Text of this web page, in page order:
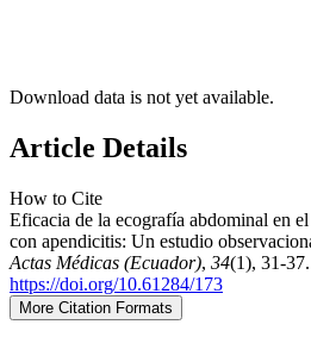
Download data is not yet available.
Article Details
How to Cite
Eficacia de la ecografía abdominal en
con apendicitis: Un estudio
Actas Médicas (Ecuador), 34(1), 31-37.
https://doi.org/10.61284/173
More Citation Formats